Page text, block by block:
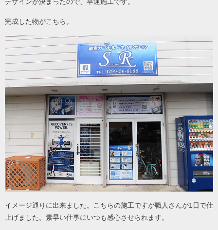
完成した物がこちら。
イメージ通りに出来ました。こちらの施工ですが職人さんが1日で仕
上げました。素早い仕事にいつも感心させられます。